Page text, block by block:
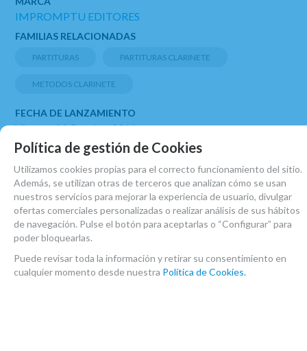
IMPROMPTU EDITORES
FAMILIAS RELACIONADAS
PARTITURAS PARTITURAS CLARINETE
METODOS CLARINETE
FECHA DE LANZAMIENTO
Viernes, 14 Octubre 2016
RELACIONADOS
Política de gestión de Cookies
Utilizamos cookies propias para el correcto funcionamiento del sitio.
Además, se utilizan otras de terceros que analizan cómo se usan
nuestros servicios para mejorar la experiencia de usuario, divulgar
ofertas comerciales personalizadas o realizar análisis de sus hábitos
de navegación. Pulse el botón para aceptarlas o “Configurar” para
poder bloquearlas.
Puede revisar toda la información y retirar su consentimiento en
cualquier momento desde nuestra Política de Cookies.